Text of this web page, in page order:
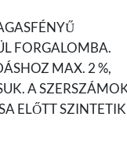
FORGALOMBA.
MAX. 2 %,
A
ELŐTT